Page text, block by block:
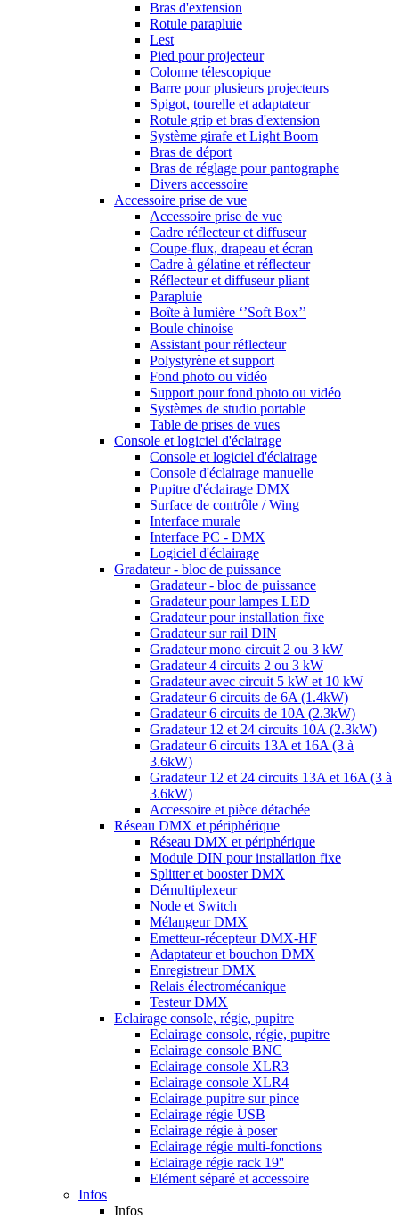
Bras d'extension
Rotule parapluie
Lest
Pied pour projecteur
Colonne télescopique
Barre pour plusieurs projecteurs
Spigot, tourelle et adaptateur
Rotule grip et bras d'extension
Système girafe et Light Boom
Bras de déport
Bras de réglage pour pantographe
Divers accessoire
Accessoire prise de vue
Accessoire prise de vue
Cadre réflecteur et diffuseur
Coupe-flux, drapeau et écran
Cadre à gélatine et réflecteur
Réflecteur et diffuseur pliant
Parapluie
Boîte à lumière ‘’Soft Box’’
Boule chinoise
Assistant pour réflecteur
Polystyrène et support
Fond photo ou vidéo
Support pour fond photo ou vidéo
Systèmes de studio portable
Table de prises de vues
Console et logiciel d'éclairage
Console et logiciel d'éclairage
Console d'éclairage manuelle
Pupitre d'éclairage DMX
Surface de contrôle / Wing
Interface murale
Interface PC - DMX
Logiciel d'éclairage
Gradateur - bloc de puissance
Gradateur - bloc de puissance
Gradateur pour lampes LED
Gradateur pour installation fixe
Gradateur sur rail DIN
Gradateur mono circuit 2 ou 3 kW
Gradateur 4 circuits 2 ou 3 kW
Gradateur avec circuit 5 kW et 10 kW
Gradateur 6 circuits de 6A (1.4kW)
Gradateur 6 circuits de 10A (2.3kW)
Gradateur 12 et 24 circuits 10A (2.3kW)
Gradateur 6 circuits 13A et 16A (3 à
3.6kW)
Gradateur 12 et 24 circuits 13A et 16A (3 à
3.6kW)
Accessoire et pièce détachée
Réseau DMX et périphérique
Réseau DMX et périphérique
Module DIN pour installation fixe
Splitter et booster DMX
Démultiplexeur
Node et Switch
Mélangeur DMX
Emetteur-récepteur DMX-HF
Adaptateur et bouchon DMX
Enregistreur DMX
Relais électromécanique
Testeur DMX
Eclairage console, régie, pupitre
Eclairage console, régie, pupitre
Eclairage console BNC
Eclairage console XLR3
Eclairage console XLR4
Eclairage pupitre sur pince
Eclairage régie USB
Eclairage régie à poser
Eclairage régie multi-fonctions
Eclairage régie rack 19''
Elément séparé et accessoire
Infos
Infos